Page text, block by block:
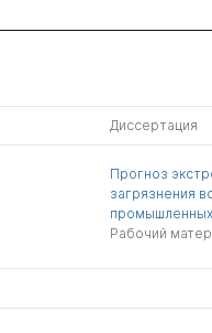
Диссертация
Прогноз
загрязнения
Рабочий